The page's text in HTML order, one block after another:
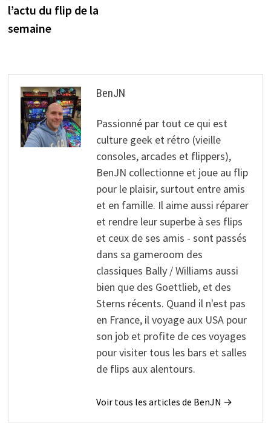
l’article
l’actu du flip de la
semaine
BenJN
Passionné par tout ce qui est
culture geek et rétro (vieille
consoles, arcades et flippers),
BenJN collectionne et joue au flip
pour le plaisir, surtout entre amis
et en famille. Il aime aussi réparer
et rendre leur superbe à ses flips
et ceux de ses amis - sont passés
dans sa gameroom des
classiques Bally / Williams aussi
bien que des Goettlieb, et des
Sterns récents. Quand il n'est pas
en France, il voyage aux USA pour
son job et profite de ces voyages
pour visiter tous les bars et salles
de flips aux alentours.
Voir tous les articles de BenJN →